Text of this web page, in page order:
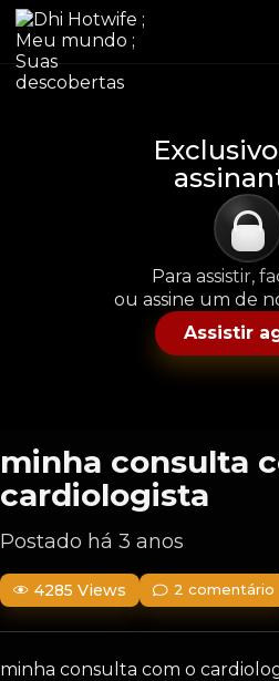
Para assistir,
ou assine um de
Assistir
minha consulta
cardiologista
Postado há 3 anos
4285 Views 2 comentário
minha consulta com o